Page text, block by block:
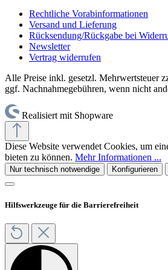
Rechtliche Vorabinformationen
Versand und Lieferung
Rücksendung/Rückgabe bei
Newsletter
Vertrag widerrufen
Alle Preise inkl. gesetzl. Mehrwertsteuer
ggf. Nachnahmegebühren, wenn nicht
Realisiert mit Shopware
Diese Website verwendet Cookies, um
bieten zu können. Mehr Informationen ...
Nur technisch notwendige Konfigurieren
Hilfswerkzeuge für die Barrierefreiheit